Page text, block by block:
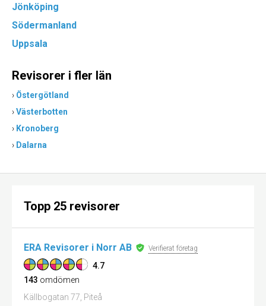
Jönköping
Södermanland
Uppsala
Revisorer i fler län
› Östergötland
›Västerbotten
› Kronoberg
› Dalarna
Topp 25 revisorer
ERA Revisorer i Norr AB Verifierat företag
4.7
143 omdömen
Källbogatan 77, Piteå